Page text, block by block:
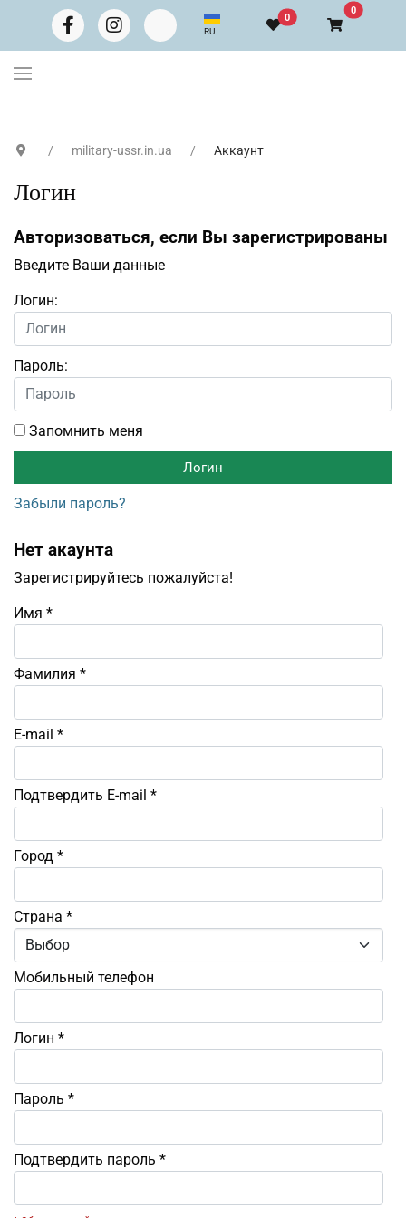
Выберите язык
RU
0
0В корзину
military-ussr.in.ua Аккаунт
Логин
Авторизоваться, если Вы зарегистрированы
Введите Ваши данные
Логин:
Пароль:
Запомнить меня
Забыли пароль?
Нет акаунта
Зарегистрируйтесь пожалуйста!
Имя *
Фамилия *
E-mail *
Подтвердить E-mail *
Город *
Страна *
Мобильный телефон
Логин *
Пароль *
Подтвердить пароль *